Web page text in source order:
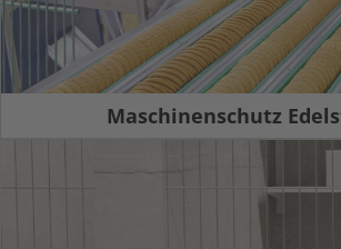
Maschinenschutz